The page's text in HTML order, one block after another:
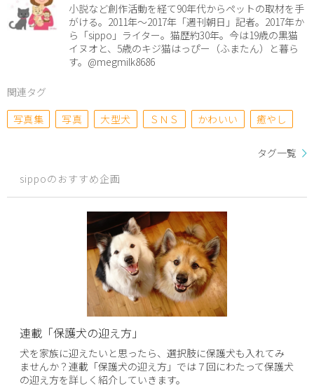
小説など創作活動を経て90年代からペットの取材を手
がける。2011年～2017年「週刊朝日」記者。2017年か
ら「sippo」ライター。猫歴約30年。今は19歳の黒猫
イヌオと、5歳のキジ猫はっぴー（ふまたん）と暮ら
す。@megmilk8686
関連タグ
写真集
写真 大型犬 ＳＮＳ かわいい 癒やし
タグ一覧
sippoのおすすめ企画
連載「保護犬の迎え方」
犬を家族に迎えたいと思ったら、選択肢に保護犬も入れてみ
ませんか？連載「保護犬の迎え方」では７回にわたって保護犬
の迎え方を詳しく紹介していきます。